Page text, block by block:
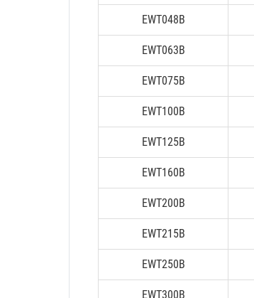
EWT048B
EWT063B
EWT075B
EWT100B
EWT125B
EWT160B
EWT200B
EWT215B
EWT250B
EWT300B